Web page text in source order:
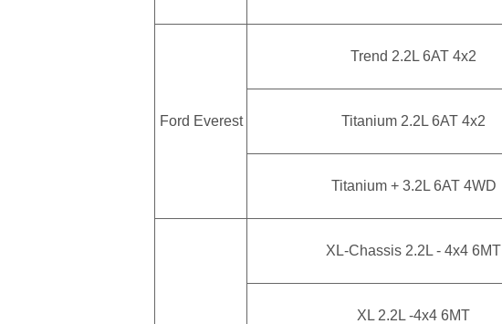
Ford Everest
Trend 2.2L 6AT 4x2
Titanium 2.2L 6AT 4x2
Titanium + 3.2L 6AT 4WD
XL-Chassis 2.2L - 4x4 6MT
XL 2.2L -4x4 6MT